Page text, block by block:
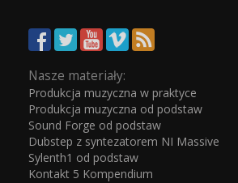
Nasze materiały:
Produkcja muzyczna w praktyce
Produkcja muzyczna od podstaw
Sound Forge od podstaw
Dubstep z syntezatorem NI Massive
Sylenth1 od podstaw
Kontakt 5 Kompendium